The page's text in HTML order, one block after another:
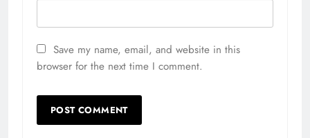
Save my name, email, and website in this
browser for the next time I comment.